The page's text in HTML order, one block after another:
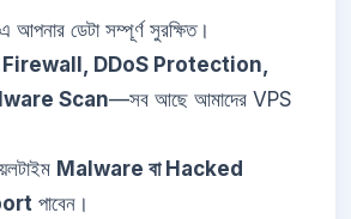
ডেটা সম্পূর্ণ সুরক্ষিত।
DDoS Protection,
Scan—সব আছে আমাদের VPS
Malware বা Hacked
পাবেন।